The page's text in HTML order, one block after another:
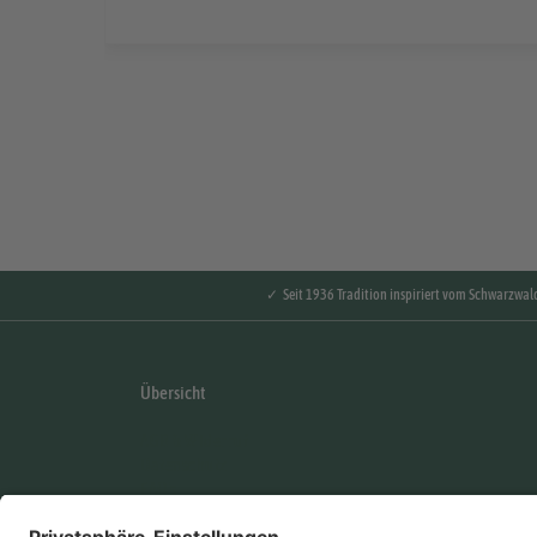
✓ Seit 1936 Tradition inspiriert vom Schwarzwald
Übersicht